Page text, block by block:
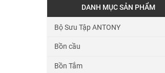
DANH MỤC SẢN PHẨM
Bộ Sưu Tập ANTONY
Bồn cầu
Bồn Tắm